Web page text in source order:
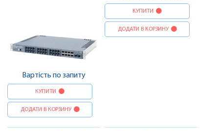
Вартість по запиту
КУПИТИ
ДОДАТИ В КОРЗИНУ
КУПИТИ
ДОДАТИ В КОРЗИНУ